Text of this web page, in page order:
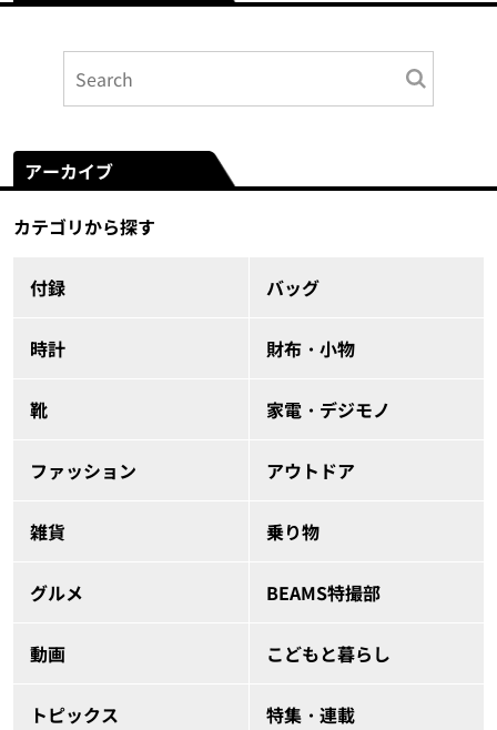
アーカイブ
カテゴリから探す
付録 バッグ
時計 財布・小物
靴 家電・デジモノ
ファッション アウトドア
雑貨 乗り物
グルメ BEAMS特撮部
動画 こどもと暮らし
トピックス 特集・連載